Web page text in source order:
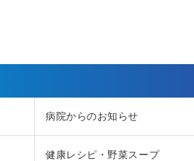
病院からのお知らせ
健康レシピ・野菜スープ